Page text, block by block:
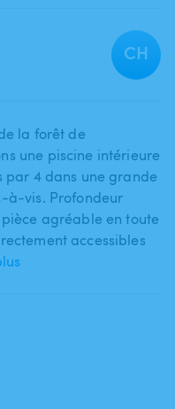
CH
la forêt de
une piscine intérieure
par 4 dans une grande
à-vis. Profondeur
agréable en toute
accessibles